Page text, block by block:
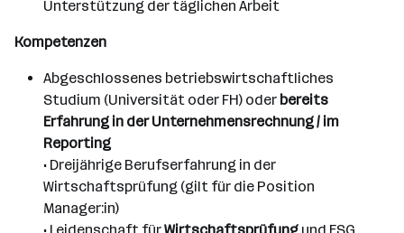
Unterstützung der täglichen Arbeit
Kompetenzen
Abgeschlossenes betriebswirtschaftliches
Studium (Universität oder FH) oder bereits
Erfahrung in der Unternehmensrechnung / im
Reporting
• Dreijährige Berufserfahrung in der
Wirtschaftsprüfung (gilt für die Position
Manager:in)